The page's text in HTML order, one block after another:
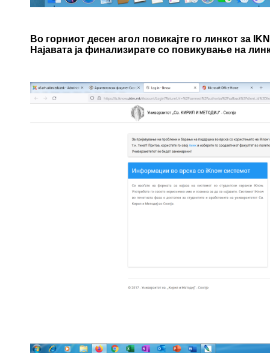
Во горниот десен агол повикајте го линкот за
Најавата ја финализирате со повикување на